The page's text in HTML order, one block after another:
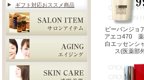
ギフト対応おススメ商品
ビーバンジョ
アエコ470 薬
白エッセンシ
ス(医薬部